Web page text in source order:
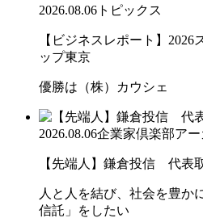
2026.08.06 トピックス
【ビジネスレポート】
ップ東京
優勝は（株）カウシェ
2026.08.06企業家倶楽部ア
【先端人】鎌倉投信 代
人と人を結び、社会を豊か
信託」をしたい